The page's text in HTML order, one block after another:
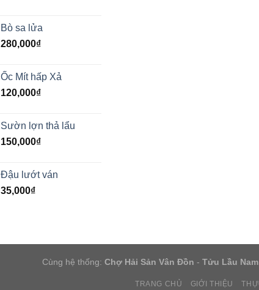
Bò sa lửa
280,000₫
Ốc Mít hấp Xả
120,000₫
Sườn lợn thả lẩu
150,000₫
Đậu lướt ván
35,000₫
Cùng hệ thống: Chợ Hải Sản Vân Đồn - Tửu Lầu
TRANG CHỦ GIỚI THIỆU